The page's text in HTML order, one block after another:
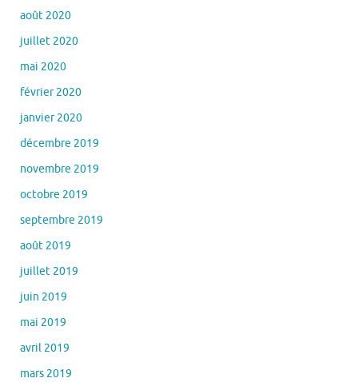
août 2020
juillet 2020
mai 2020
février 2020
janvier 2020
décembre 2019
novembre 2019
octobre 2019
septembre 2019
août 2019
juillet 2019
juin 2019
mai 2019
avril 2019
mars 2019